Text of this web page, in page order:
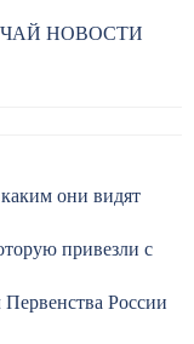
НОВОСТИ
они видят
привезли с
России